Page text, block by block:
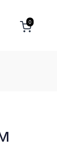
0